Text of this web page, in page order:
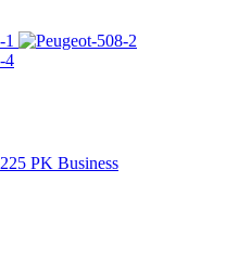
PK Business